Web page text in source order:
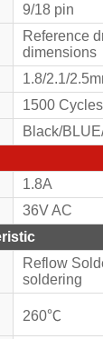
9/18 pin
Reference
dimensions
1.8/2.1/
1500 Cycles
Black/
1.8A
36V AC
Reflow
soldering
260℃